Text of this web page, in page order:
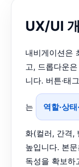
UX/UI
내비게이션은
고, 드롭다운
니다. 버튼·태
는 역할·상태
화(컬러, 간격,
높입니다. 본
독성을 확보하